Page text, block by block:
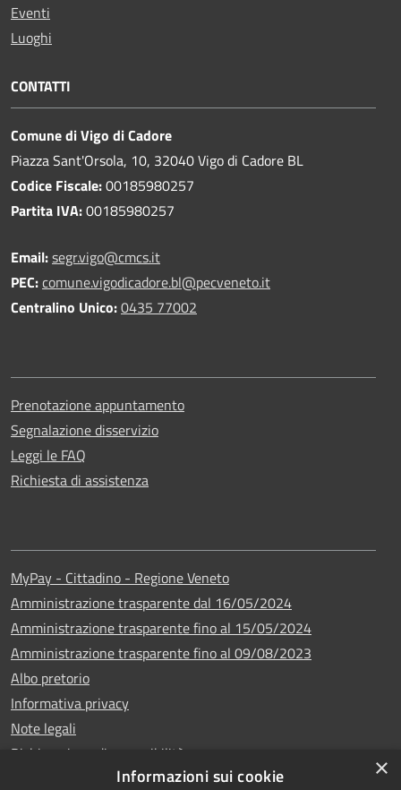
Eventi
Luoghi
CONTATTI
Comune di Vigo di Cadore
Piazza Sant'Orsola, 10, 32040 Vigo di Cadore BL
Codice Fiscale:00185980257
Partita IVA:00185980257
Email:segr.vigo@cmcs.it
PEC:comune.vigodicadore.bl@pecveneto.it
Centralino Unico:0435 77002
Prenotazione appuntamento
Segnalazione disservizio
Leggi le FAQ
Richiesta di assistenza
MyPay - Cittadino - Regione Veneto
Amministrazione trasparente dal 16/05/2024
Amministrazione trasparente fino al 15/05/2024
Amministrazione trasparente fino al 09/08/2023
Albo pretorio
Informativa privacy
Note legali
Dichiarazione di accessibilità
×
Informazioni sui cookie